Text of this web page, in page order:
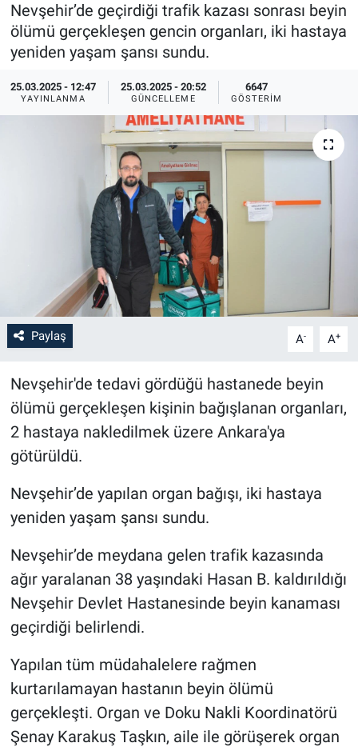
Nevşehir’de geçirdiği trafik kazası sonrası beyin
ölümü gerçekleşen gencin organları, iki hastaya
yeniden yaşam şansı sundu.
25.03.2025 - 12:47
YAYINLANMA
25.03.2025 - 20:52
GÜNCELLEME
6647
GÖSTERIM
Paylaş A- A+
Nevşehir'de tedavi gördüğü hastanede beyin
ölümü gerçekleşen kişinin bağışlanan organları,
2 hastaya nakledilmek üzere Ankara'ya
götürüldü.
Nevşehir’de yapılan organ bağışı, iki hastaya
yeniden yaşam şansı sundu.
Nevşehir’de meydana gelen trafik kazasında
ağır yaralanan 38 yaşındaki Hasan B. kaldırıldığı
Nevşehir Devlet Hastanesinde beyin kanaması
geçirdiği belirlendi.
Yapılan tüm müdahalelere rağmen
kurtarılamayan hastanın beyin ölümü
gerçekleşti. Organ ve Doku Nakli Koordinatörü
Şenay Karakuş Taşkın, aile ile görüşerek organ
Sağlık
İlan - Duyuru- Mesaj
Kültür
3.Sayfa
Bilim-Tek
Teknoloji
Kayseri
Niğde
Aksaray
Kırşehir
Yerel
Genel
İlan - Duyuru- Mesaj